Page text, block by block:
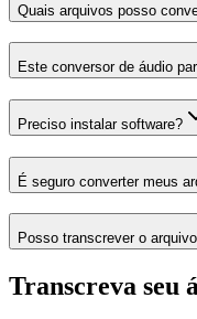
Quais arquivos posso
Este conversor de áudio
Preciso instalar software?
É seguro converter meus
Posso transcrever o
Transcreva seu